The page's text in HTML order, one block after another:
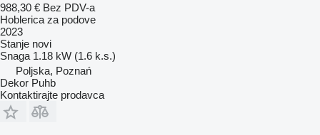
988,30 € Bez PDV-a
Hoblerica za podove
2023
Stanje novi
Snaga 1.18 kW (1.6 k.s.)
Poljska, Poznań
Dekor Puhb
Kontaktirajte prodavca